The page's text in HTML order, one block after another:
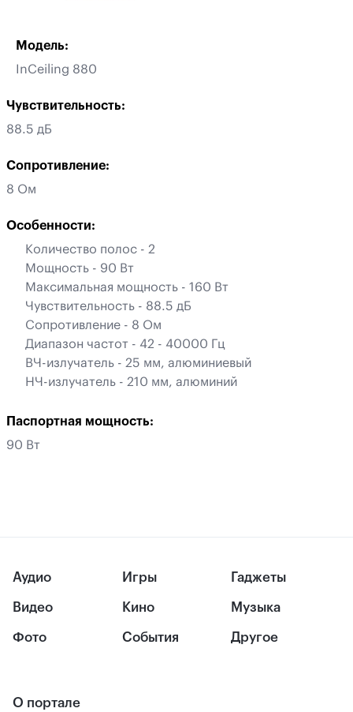
Модель:
InCeiling 880
Чувствительность:
88.5 дБ
Сопротивление:
8 Ом
Особенности:
Количество полос - 2
Мощность - 90 Вт
Максимальная мощность - 160 Вт
Чувствительность - 88.5 дБ
Сопротивление - 8 Ом
Диапазон частот - 42 - 40000 Гц
ВЧ-излучатель - 25 мм, алюминиевый
НЧ-излучатель - 210 мм, алюминий
Паспортная мощность:
90 Вт
Аудио
Видео
Фото
Игры
Кино
События
Гаджеты
Музыка
Другое
О портале